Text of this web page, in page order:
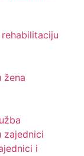
žena
zajednici
i